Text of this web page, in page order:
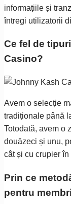
informațiile și
întregi utilizatorii
Ce fel de
Casino?
Avem o selecție
tradiționale până
Totodată, avem o
douăzeci și unu,
cât și cu crupier
Prin ce
pentru